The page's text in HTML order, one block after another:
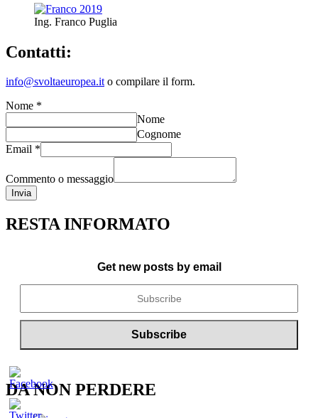
RUSSIA.
Ing. Franco Puglia
Contatti:
info@svoltaeuropea.ito compilare il form.
Nome *
Nome
Cognome
Email *
Commento o messaggio
Invia
RESTA INFORMATO
Get new posts by email
DA NON PERDERE